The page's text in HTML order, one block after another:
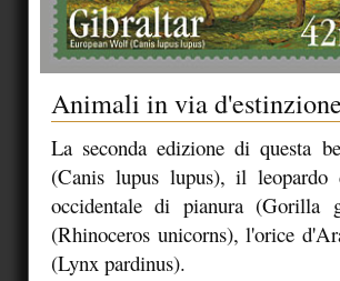
Animali in via
La seconda edizione di questa
(Canis lupus lupus), il
occidentale di pianura (Gorilla
(Rhinoceros unicorns), l'orice
(Lynx pardinus).